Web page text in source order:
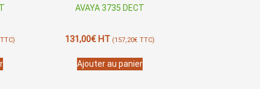
TTC)
AVAYA 3735 DECT
131,00€HT (157,20€ TTC)
Ajouter au panier